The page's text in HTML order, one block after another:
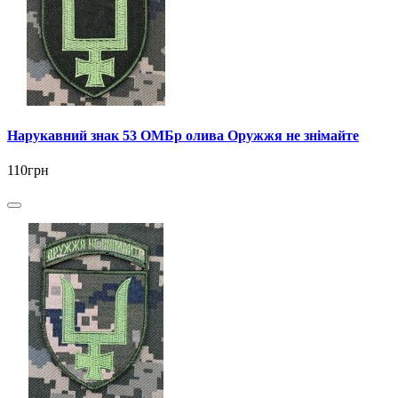
Нарукавний знак 53 ОМБр олива Оружжя не знімайте
110грн